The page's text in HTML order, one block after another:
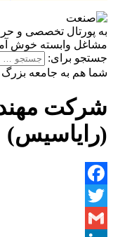
به پورتال تخصصی و
مشاغل وابسته خوش
جستجو برای:
شما هم به جامعه بزرگ
شرکت
(رایاسیس)
Facebook
Twitter